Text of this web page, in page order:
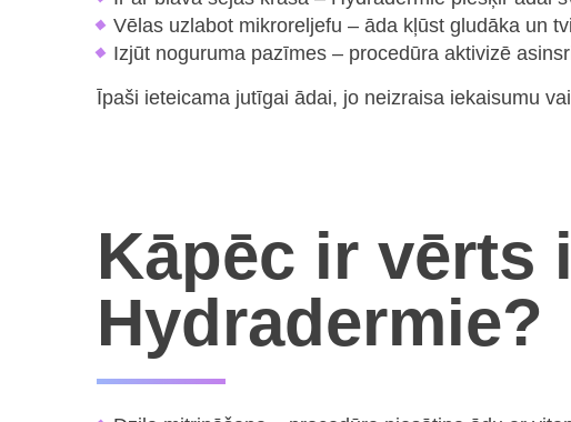
Vēlas uzlabot mikroreljefu – āda kļūst gludāka un
Izjūt noguruma pazīmes – procedūra aktivizē
Īpaši ieteicama jutīgai ādai, jo neizraisa iekaisumu
Kāpēc ir vērts
Hydradermie?